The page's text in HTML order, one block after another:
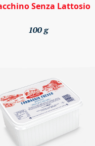
Senza Lattosio
100 g